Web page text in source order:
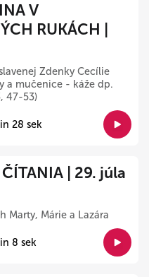
V
RUKÁCH |
Zdenky Cecílie
a mučenice - káže dp.
47-53)
28 sek
| 29. júla
Marty, Márie a Lazára
8 sek